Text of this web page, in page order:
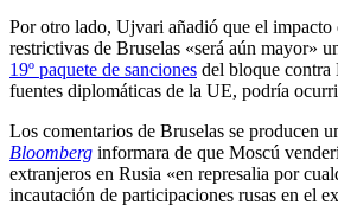
Por otro lado, Ujvari añadió que el impacto
restrictivas de Bruselas «será aún mayor»
19º paquete de sanciones del bloque contra
fuentes diplomáticas de la UE, podría
Los comentarios de Bruselas se producen
Bloomberg informara de que Moscú
extranjeros en Rusia «en represalia por
incautación de participaciones rusas en el